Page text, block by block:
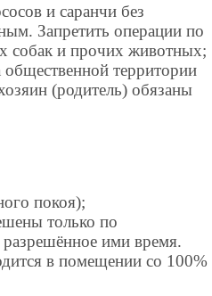
и саранчи без
Запретить операции по
собак и прочих животных;
общественной территории
(родитель) обязаны
покоя);
только по
ими время.
в помещении со 100%